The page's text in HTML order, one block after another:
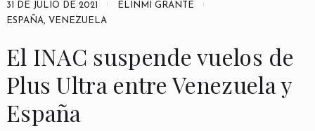
31 DE JULIO DE 2021
ELINMI GRANTE
ESPAÑA, VENEZUELA
El INAC suspende vuelos de
Plus Ultra entre Venezuela y
España